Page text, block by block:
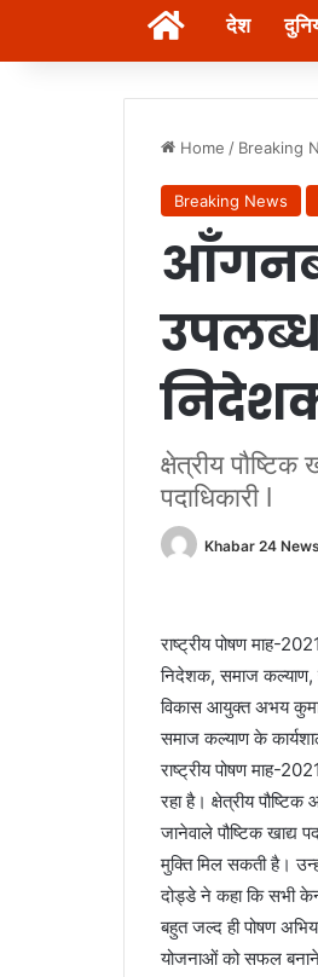
Khabar 24
देश
Home / Breaking
Breaking News
क्षेत्रीय
पदाधिकारी l
Khabar 24
राष्ट्रीय पोषण माह-
निदेशक, समाज कल्याण,
विकास आयुक्त अभय
समाज कल्याण के
राष्ट्रीय पोषण माह-
रहा है। क्षेत्रीय
जानेवाले पौष्टिक खाद्य
मुक्ति मिल सकती है।
दोड्डे ने कहा कि सभी
बहुत जल्द ही पोषण
योजनाओं को सफल बनाने